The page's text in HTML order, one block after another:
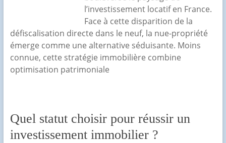
l’investissement locatif en France.
Face à cette disparition de la
défiscalisation directe dans le neuf, la nue-propriété
émerge comme une alternative séduisante. Moins
connue, cette stratégie immobilière combine
optimisation patrimoniale
Quel statut choisir pour réussir un
investissement immobilier ?